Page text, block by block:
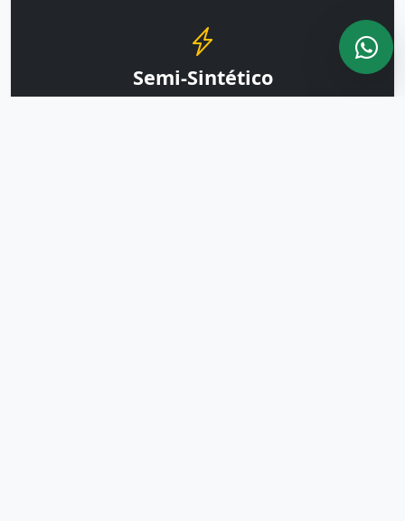
Semi-Sintético